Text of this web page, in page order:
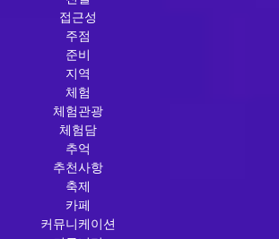
접근성
주점
준비
지역
체험
체험관광
체험담
추억
추천사항
축제
카페
커뮤니케이션